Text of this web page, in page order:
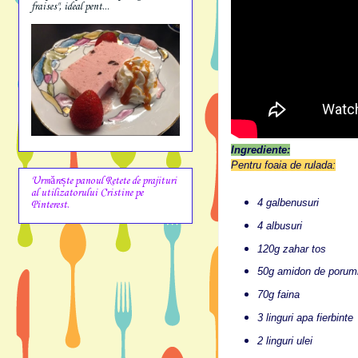
Ingrediente:
Pentru foaia de rulada:
4 galbenusuri
4 albusuri
120g zahar tos
50g amidon de
70g faina
3 linguri apa fierbinte
2 linguri ulei
fraises", ideal pent...
Urmărește panoul Retete de prajituri
al utilizatorului Cristine pe
Pinterest.